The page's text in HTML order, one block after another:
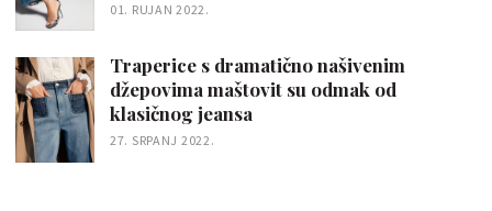
01. RUJAN 2022.
Traperice s dramatično našivenim
džepovima maštovit su odmak od
klasičnog jeansa
27. SRPANJ 2022.